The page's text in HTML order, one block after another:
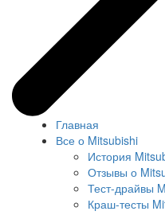
Главная
Все о Mitsubishi
История
Отзывы о
Тест-драйвы
Краш-тесты